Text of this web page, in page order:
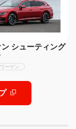
シューティング
ーゲン